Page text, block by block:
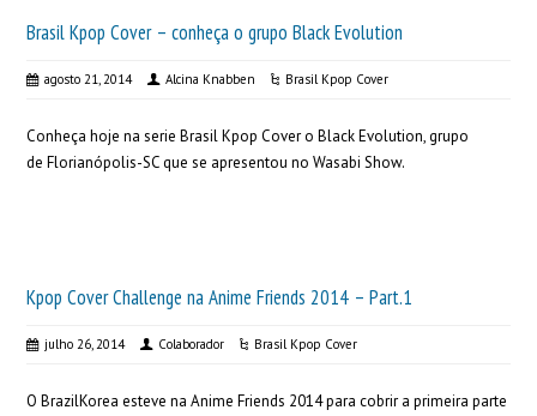
Brasil Kpop Cover – conheça o grupo Black Evolution
agosto 21, 2014 Alcina Knabben Brasil Kpop Cover
Conheça hoje na serie Brasil Kpop Cover o Black Evolution, grupo
de Florianópolis-SC que se apresentou no Wasabi Show.
Kpop Cover Challenge na Anime Friends 2014 – Part.1
julho 26, 2014 Colaborador Brasil Kpop Cover
O BrazilKorea esteve na Anime Friends 2014 para cobrir a primeira parte